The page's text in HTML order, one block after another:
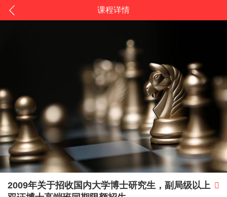
课程详情
2009年关于招收国内大学博士研究生，副局级以上
